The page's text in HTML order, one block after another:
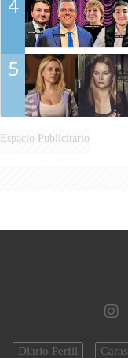
4
5
Espacio Publicitario
Diario Perfil Caras